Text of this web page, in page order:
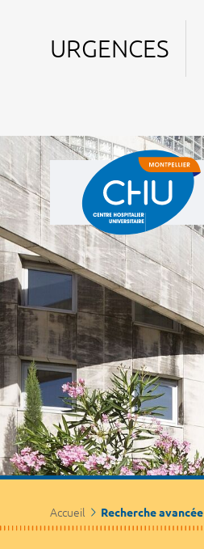
URGENCES
Accueil Recherche avancée